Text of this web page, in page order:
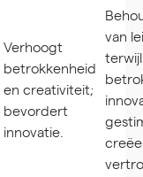
Verhoogt
betrokkenheid
en creativiteit;
bevordert
innovatie.
van
terwijl